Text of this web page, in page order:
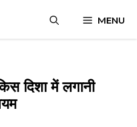
MENU
दिशा में लगानी